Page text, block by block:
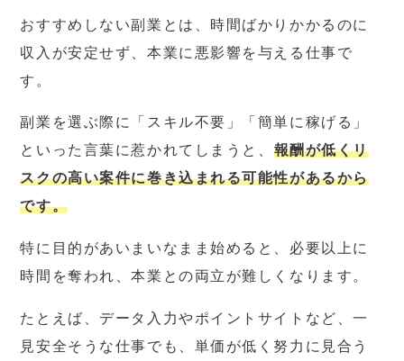
おすすめしない副業とは、時間ばかりかかるのに
収入が安定せず、本業に悪影響を与える仕事で
す。
副業を選ぶ際に「スキル不要」「簡単に稼げる」
といった言葉に惹かれてしまうと、 報酬が低くリ
スクの高い案件に巻き込まれる可能性があるから
です。
特に目的があいまいなまま始めると、必要以上に
時間を奪われ、本業との両立が難しくなります。
たとえば、データ入力やポイントサイトなど、一
見安全そうな仕事でも、単価が低く努力に見合う